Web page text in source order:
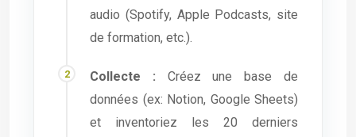
audio (Spotify, Apple Podcasts, site
de formation, etc.).
Collecte : Créez une base de
données (ex: Notion, Google Sheets)
et inventoriez les 20 derniers